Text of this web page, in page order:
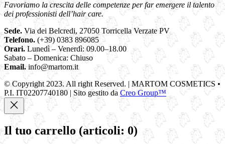
Favoriamo la crescita delle competenze per far emergere il talento
dei professionisti dell’hair care.
Sede. Via dei Belcredi, 27050 Torricella Verzate PV
Telefono. (+39) 0383 896085
Orari.Lunedì – Venerdì: 09.00–18.00
Sabato – Domenica: Chiuso
Email. info@martom.it
© Copyright 2023. All right Reserved. | MARTOM COSMETICS •
P.I. IT02207740180 | Sito gestito da Creo Group™
Il tuo carrello (articoli: 0)